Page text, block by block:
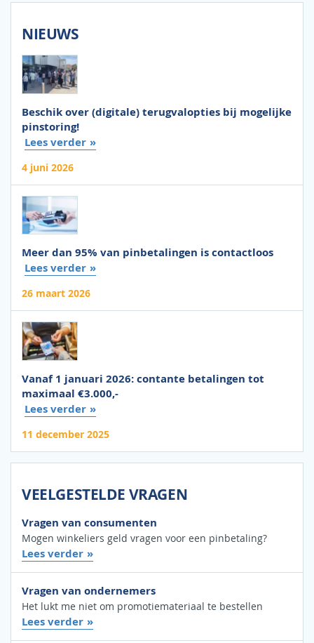
NIEUWS
Beschik over (digitale) terugvalopties bij mogelijke
pinstoring!
Lees verder
4 juni 2026
Meer dan 95% van pinbetalingen is contactloos
Lees verder
26 maart 2026
Vanaf 1 januari 2026: contante betalingen tot
maximaal €3.000,-
Lees verder
11 december 2025
VEELGESTELDE VRAGEN
Vragen van consumenten
Mogen winkeliers geld vragen voor een pinbetaling?
Lees verder
Vragen van ondernemers
Het lukt me niet om promotiemateriaal te bestellen
Lees verder